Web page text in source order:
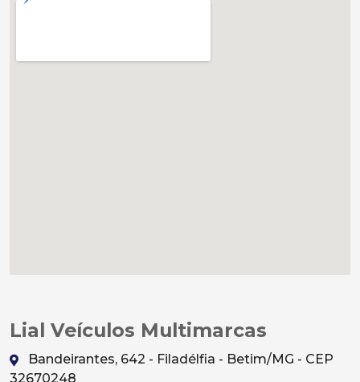
Lial Veículos Multimarcas
Bandeirantes, 642 - Filadélfia - Betim/MG - CEP
32670248